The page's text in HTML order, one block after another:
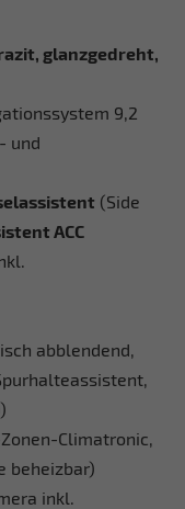
glanzgedreht,
9,2
und
(Side
ACC
abblendend,
Climatronic,
beheizbar)
inkl.